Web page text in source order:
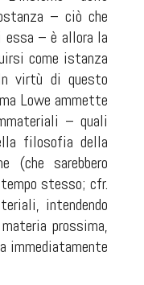
– ciò che
essa – è allora la
come istanza
virtù di questo
Lowe ammette
– quali
filosofia della
(che sarebbero
stesso; cfr.
intendendo
prossima,
immediatamente